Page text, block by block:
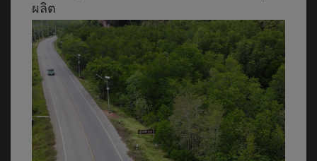
ผลิต